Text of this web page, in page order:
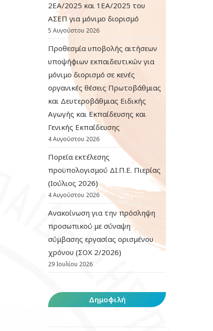
2ΕΑ/2025 και 1ΕΑ/2025 του
ΑΣΕΠ για μόνιμο διορισμό
5 Αυγούστου 2026
Προθεσμία υποβολής αιτήσεων
υποψήφιων εκπαιδευτικών για
μόνιμο διορισμό σε κενές
οργανικές θέσεις Πρωτοβάθμιας
και Δευτεροβάθμιας Ειδικής
Αγωγής και Εκπαίδευσης και
Γενικής Εκπαίδευσης
4 Αυγούστου 2026
Πορεία εκτέλεσης
προϋπολογισμού ΔΙ.Π.Ε. Πιερίας
(Ιούλιος 2026)
4 Αυγούστου 2026
Ανακοίνωση για την πρόσληψη
προσωπικού με σύναψη
σύμβασης εργασίας ορισμένου
χρόνου (ΣΟΧ 2/2026)
29 Ιουλίου 2026
Δημοφιλή